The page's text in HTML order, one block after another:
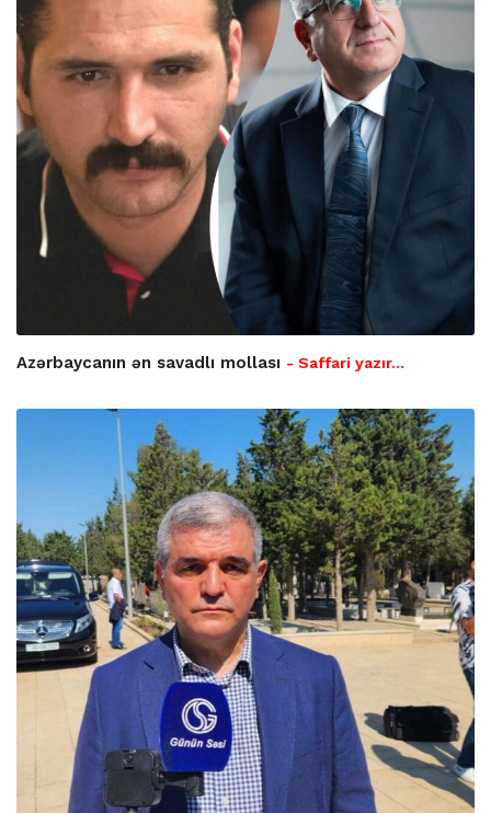
Azərbaycanın ən savadlı mollası - Saffari yazır…